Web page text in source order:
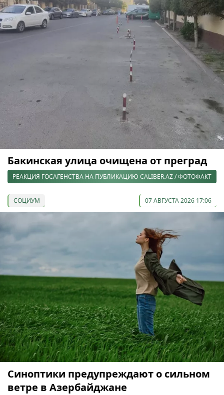
Бакинская улица очищена от преград
РЕАКЦИЯ ГОСАГЕНСТВА НА ПУБЛИКАЦИЮ CALIBER.AZ / ФОТОФАКТ
СОЦИУМ 07 АВГУСТА 2026 17:06
Синоптики предупреждают о сильном
ветре в Азербайджане